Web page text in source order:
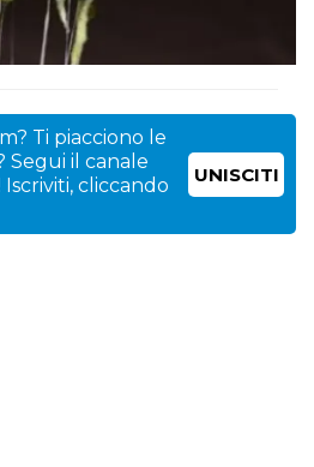
Ti piacciono le
Segui il canale
cliccando
UNISCITI